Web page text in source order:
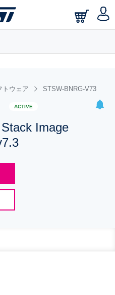
searches.
トウェア STSW-BNRG-V73
ACTIVE
Image